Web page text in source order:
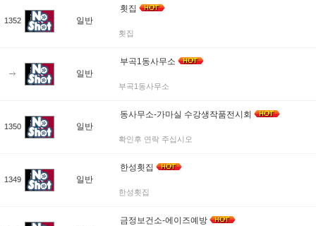
1352 일반
횟집
횟집
일반
부곡1동사무소
부곡1동사무소
1350 일반
동사무소-가마실 수강생작품전시회
확인후 연락 주십시오
1349 일반
한성횟집
한성횟집
금정보건소-에이즈예방